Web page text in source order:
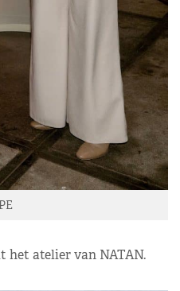
het atelier van NATAN.